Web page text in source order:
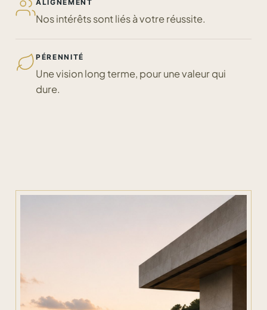
ALIGNEMENT
Nos intérêts sont liés à votre réussite.
PÉRENNITÉ
Une vision long terme, pour une valeur qui
dure.